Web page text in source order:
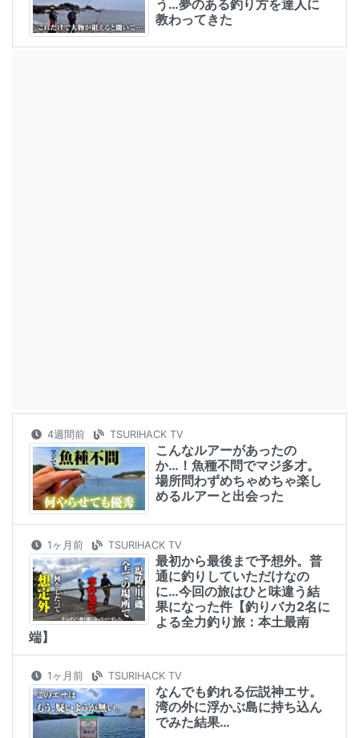
う…夢のある釣り方を達人に
教わってきた
4週間前 TSURIHACK TV
こんなルアーがあったの
か…！魚種不問でマジ多才。
場所問わずめちゃめちゃ楽し
めるルアーと出会った
1ヶ月前 TSURIHACK TV
最初から最後まで予想外。普
通に釣りしていただけなの
に…今回の旅はひと味違う結
果になった件【釣りバカ2名に
よる全力釣り旅：本土最南
端】
1ヶ月前 TSURIHACK TV
なんでも釣れる伝説神エサ。
湾の外に浮かぶ島に持ち込ん
でみた結果…